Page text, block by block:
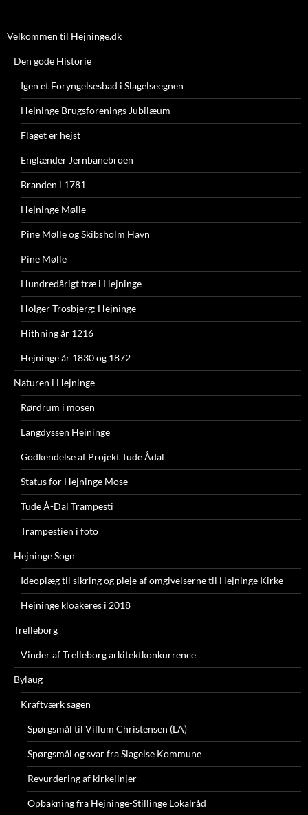
Velkommen til Hejninge.dk
Den gode Historie
Igen et Foryngelsesbad i Slagelseegnen
Hejninge Brugsforenings Jubilæum
Flaget er hejst
Englænder Jernbanebroen
Branden i 1781
Hejninge Mølle
Pine Mølle og Skibsholm Havn
Pine Mølle
Hundredårigt træ i Hejninge
Holger Trosbjerg: Hejninge
Hithning år 1216
Hejninge år 1830 og 1872
Naturen i Hejninge
Rørdrum i mosen
Langdyssen Heininge
Godkendelse af Projekt Tude Ådal
Status for Hejninge Mose
Tude Å-Dal Trampesti
Trampestien i foto
Hejninge Sogn
Ideoplæg til sikring og pleje af omgivelserne til Hejninge Kirke
Hejninge kloakeres i 2018
Trelleborg
Vinder af Trelleborg arkitektkonkurrence
Bylaug
Kraftværk sagen
Spørgsmål til Villum Christensen (LA)
Spørgsmål og svar fra Slagelse Kommune
Revurdering af kirkelinjer
Opbakning fra Hejninge-Stillinge Lokalråd